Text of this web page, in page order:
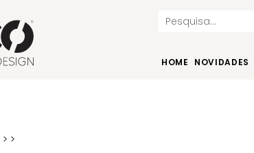
HOME NOVIDADES
> >